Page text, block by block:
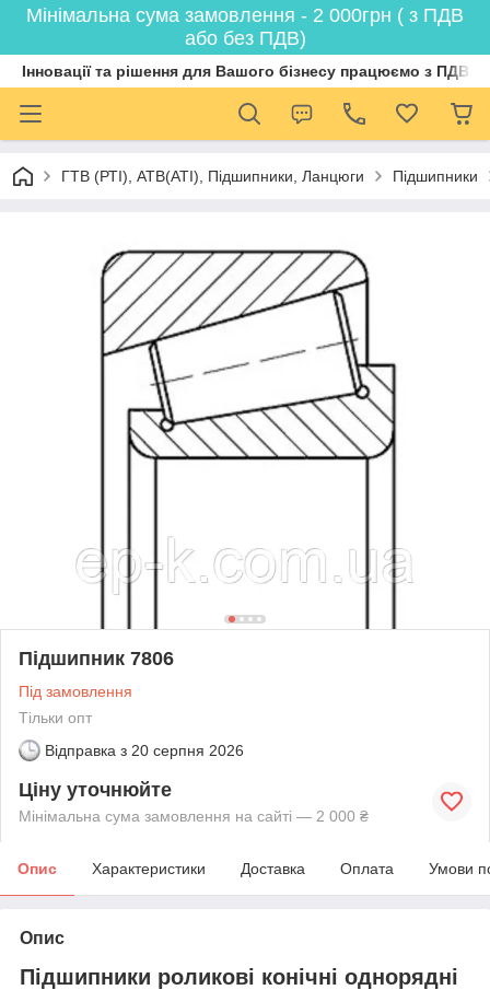
Мінімальна сума замовлення - 2 000грн ( з ПДВ
або без ПДВ)
Інновації та рішення для Вашого бізнесу працюємо з ПДВ
ГТВ (РТI), АТВ(АТI), Пiдшипники, Ланцюги Підшипники
Підшипник 7806
Під замовлення
Тільки опт
Відправка з 20 серпня 2026
Ціну уточнюйте
Мінімальна сума замовлення на сайті — 2 000 ₴
Опис Характеристики Доставка Оплата Умови
Опис
Підшипники роликові конічні однорядні